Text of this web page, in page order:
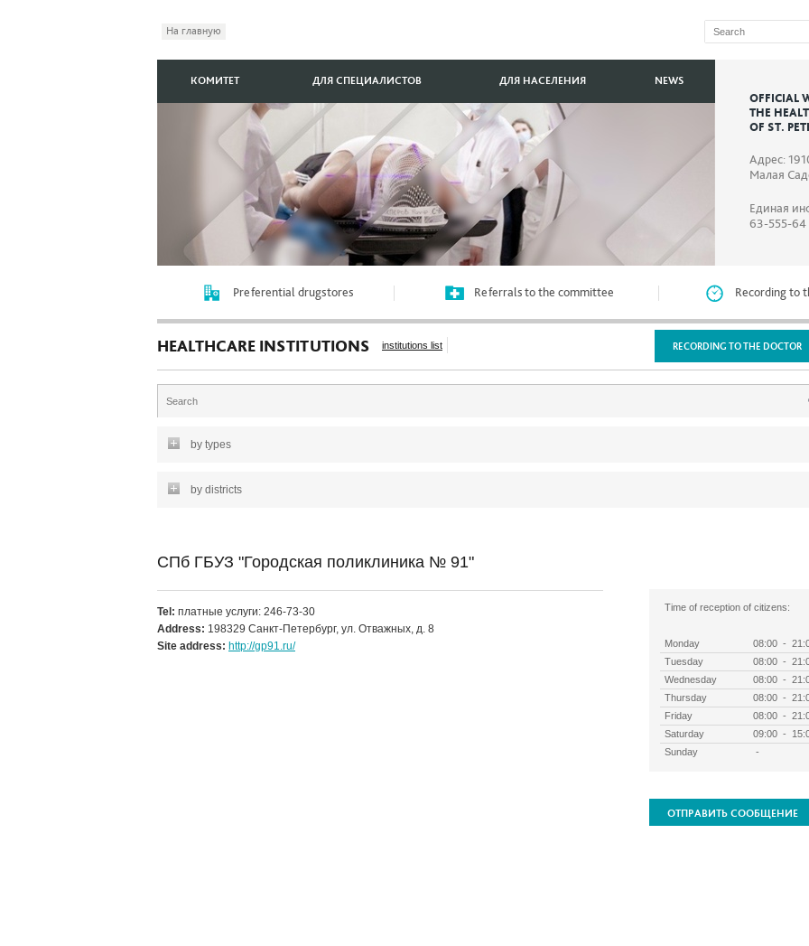
На главную
OFFICIAL
THE
OF ST.
Адрес:
Малая
Единая
63-555-64
КОМИТЕТ ДЛЯ СПЕЦИАЛИСТОВ ДЛЯ НАСЕЛЕНИЯ NEWS
Preferential drugstores Referrals to the committee Recording to
HEALTHCARE INSTITUTIONS institutions list RECORDING TO THE DOCTOR
by types
by districts
Time of reception of citizens:
Monday
08:00 -
Tuesday
08:00 -
Wednesday
08:00 -
Thursday
08:00 -
Friday
08:00 -
Saturday
09:00 -
Sunday
-
ОТПРАВИТЬ СООБЩЕНИЕ
СПб ГБУЗ "Городская поликлиника № 91"
Tel: платные услуги: 246-73-30
Address: 198329 Санкт-Петербург, ул. Отважных, д. 8
Site address: http://gp91.ru/